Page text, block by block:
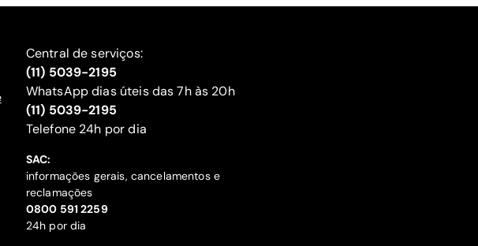
Central de serviços:
(11) 5039-2195
WhatsApp dias úteis das 7h às 20h
(11) 5039-2195
‍Telefone 24h por dia
SAC:
informações gerais, cancelamentos e
reclamações
‍0800 591 2259
24h por dia